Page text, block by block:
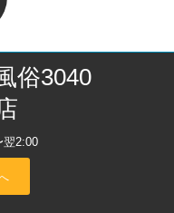
俗3040
翌2:00